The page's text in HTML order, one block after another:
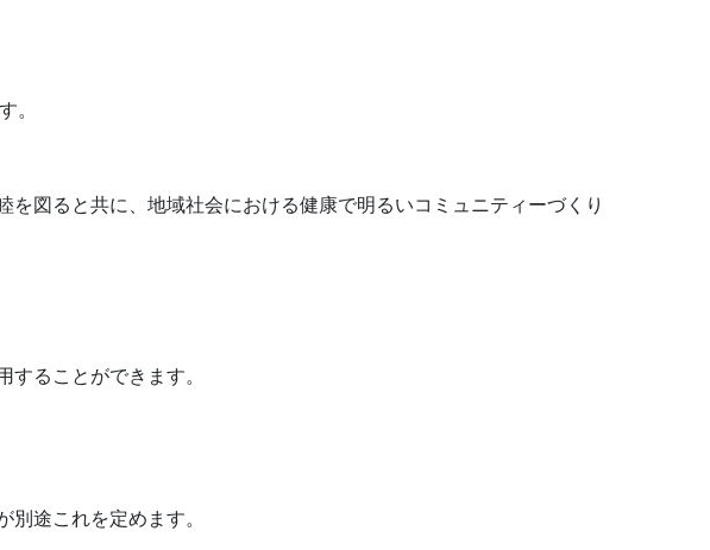
。
図ると共に、地域社会における健康で明るいコミュニティーづくり
ることができます。
途これを定めます。